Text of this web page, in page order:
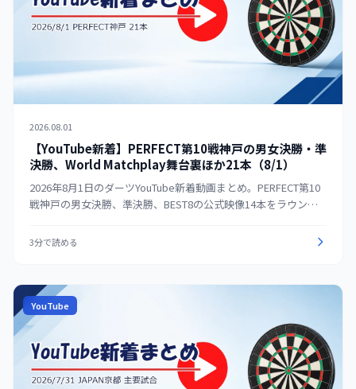
2026.08.01
【YouTube新着】PERFECT第10戦神戸の男女決勝・準
決勝、World Matchplay舞台裏ほか21本（8/1）
2026年8月1日のダーツYouTube新着動画まとめ。PERFECT第10
戦神戸の男女決勝、準決勝、BEST8の公式映像14本をラウンド
ツのルール解説など7本を紹介する。
3分で読める
YouTube